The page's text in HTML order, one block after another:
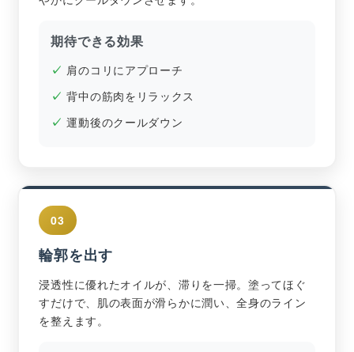
期待できる効果
肩のコリにアプローチ
背中の筋肉をリラックス
運動後のクールダウン
03
輪郭を出す
浸透性に優れたオイルが、滞りを一掃。塗ってほぐ
すだけで、肌の表面が滑らかに潤い、全身のライン
を整えます。